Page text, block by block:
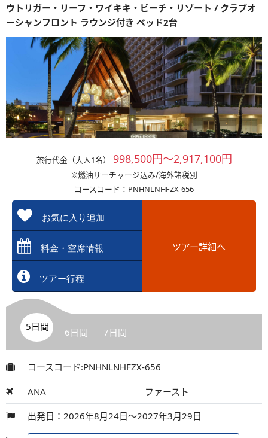
ウトリガー・リーフ・ワイキキ・ビーチ・リゾート / クラブオ
ーシャンフロント ラウンジ付き ベッド2台
旅行代金（大人1名） 998,500円～2,917,100円
※燃油サーチャージ込み/海外諸税別
コースコード：PNHNLNHFZX-656
お気に入り追加
料金・空席情報
ツアー行程
ツアー詳細へ
5日間 6日間 7日間
コースコード:PNHNLNHFZX-656
ANA ファースト
出発日：2026年8月24日～2027年3月29日